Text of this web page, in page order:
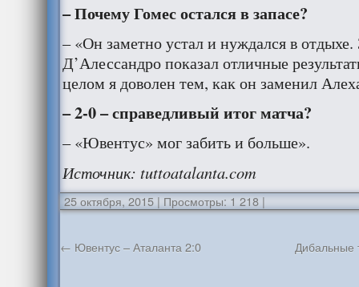
– Почему Гомес остался в запасе?
– «Он заметно устал и нуждался в
Д’Алессандро показал отличные
целом я доволен тем, как он заменил
– 2-0 – справедливый итог матча?
– «Ювентус» мог забить и больше».
Источник: tuttoatalanta.com
25 октября, 2015 | Просмотры: 1 218|
← Ювентус – Аталанта 2:0 Дибальные